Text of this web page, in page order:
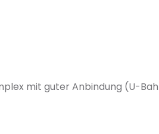
mit guter Anbindung (U-